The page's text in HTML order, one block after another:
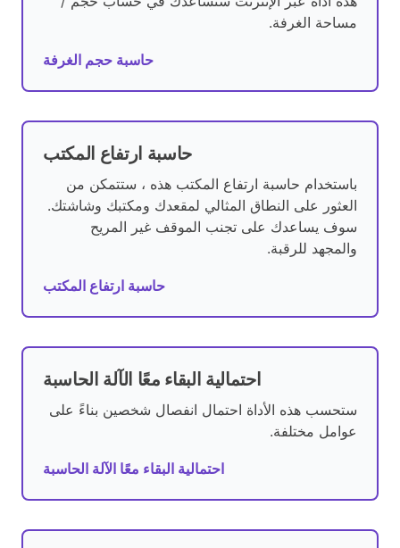
مساحة الغرفة.
حاسبة حجم الغرفة
حاسبة ارتفاع المكتب
باستخدام حاسبة ارتفاع المكتب هذه ، ستتمكن من
العثور على النطاق المثالي لمقعدك ومكتبك وشاشتك.
سوف يساعدك على تجنب الموقف غير المريح
والمجهد للرقبة.
حاسبة ارتفاع المكتب
احتمالية البقاء معًا الآلة الحاسبة
ستحسب هذه الأداة احتمال انفصال شخصين بناءً على
عوامل مختلفة.
احتمالية البقاء معًا الآلة الحاسبة